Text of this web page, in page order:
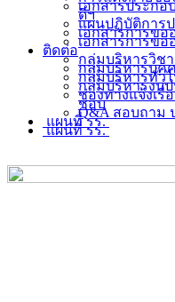
เอกสารประก
ดีฯ
แผนปฏิบัติการป
เอกสารการขอ
เอกสารการข
ติดต่อ
กลุ่มบริหารวิช
กลุ่มบริหารบุค
กลุ่มบริหารทั่ว
กลุ่มบริหารงบ
ช่องทางแจ้งเรื่
ชอบ
Q&A สอบถาม
แผนที่ รร.
แผนที่ รร.